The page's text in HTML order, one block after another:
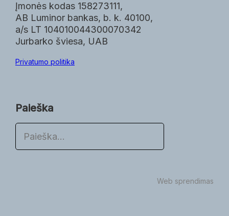
Įmonės kodas 158273111,
AB Luminor bankas, b. k. 40100,
a/s LT 104010044300070342
Jurbarko šviesa, UAB
Privatumo politika
Paieška
P
i
Web sprendimas